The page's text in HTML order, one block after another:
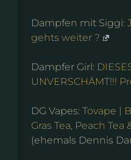
Dampfen mit Siggi:
gehts weiter ?
Dampfer Girl:
UNVERSCHÄMT!!!
DG Vapes: Tovape |
Gras Tea, Peach Tea
(ehemals Dennis